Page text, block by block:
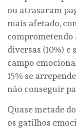
ou atrasaram
mais afetado,
comprometendo
diversas (10%)
campo
15% se
não conseguir
Quase metade
os gatilhos